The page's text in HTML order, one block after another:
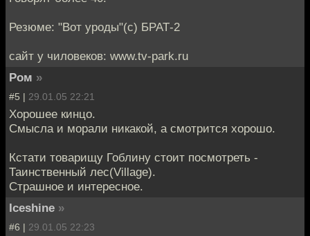
Резюме: "Вот уроды"(с) БРАТ-2
сайт у чиловеков: www.tv-park.ru
Ром »
#5 | 29.01.05 22:21
Хорошее кинцо.
Смысла и морали никакой, а смотрится хорошо.
Кстати товарищу Гоблину стоит посмотреть -
Таинственный лес(Village).
Страшное и интересное.
Iceshine »
#6 | 29.01.05 22:23